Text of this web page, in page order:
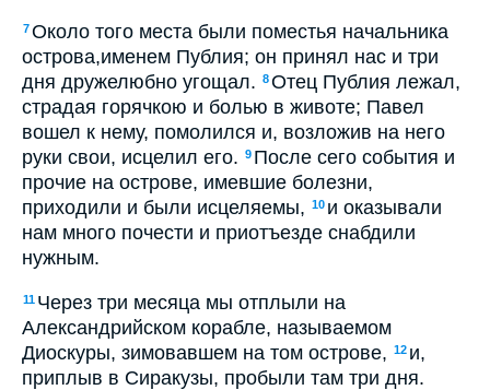
7Около того места были поместья начальника
острова,именем Публия; он принял нас и три
дня дружелюбно угощал. 8Отец Публия лежал,
страдая горячкою и болью в животе; Павел
вошел к нему, помолился и, возложив на него
руки свои, исцелил его. 9 После сего события и
прочие на острове, имевшие болезни,
приходили и были исцеляемы, 10 и оказывали
нам много почести и приотъезде снабдили
нужным.
11 Через три месяца мы отплыли на
Александрийском корабле, называемом
Диоскуры, зимовавшем на том острове, 12 и,
приплыв в Сиракузы, пробыли там три дня.